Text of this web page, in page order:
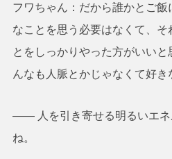
フワちゃん：だから誰かとご
なことを思う必要はなくて、そ
とをしっかりやった方がいい
んなも人脈とかじゃなくて好き
―― 人を引き寄せる明るいエネ
ね。